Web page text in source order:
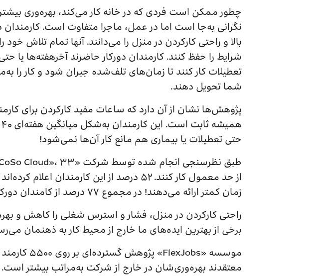
چطور ممکن است فردی که در خانه کار می‌کند، بهره‌وری
نگرانی‌ به‌جا است اما در عمل، ماجرا متفاوت است. کارمندان
بالا و راحتی کارکردن در منزل را می‌دانند. آنها تمام تلاش خود
شرایط را حفظ کنند. کارمندان دورکار حاضر‌ند آخر‌هفته‌ها یا
تعطیلات کار کنند تا زمان‌های تلف‌شده جبران شود و کار را
شما تحویل دهند.
پژوهش‌ها نشان از آن دارد که ساعات مفید کار‌کردن برای
حتی تعطیلات یا بیماری هم مانع کار آن‌ها نمی‌شود!
زمان کمتر ارائه می‌دهند! در مجموع ۷۷ درصد از کامندان دورکار معتقد‌ند بهره‌وری آنها با کارکردن در منزل افزایش یافته است.
راحتی کارکردن در منزل، فشار و استرس شغلی را کاهش و
برخی از بهترین ایده‌های ما خارج از محیط کار به ذهنمان